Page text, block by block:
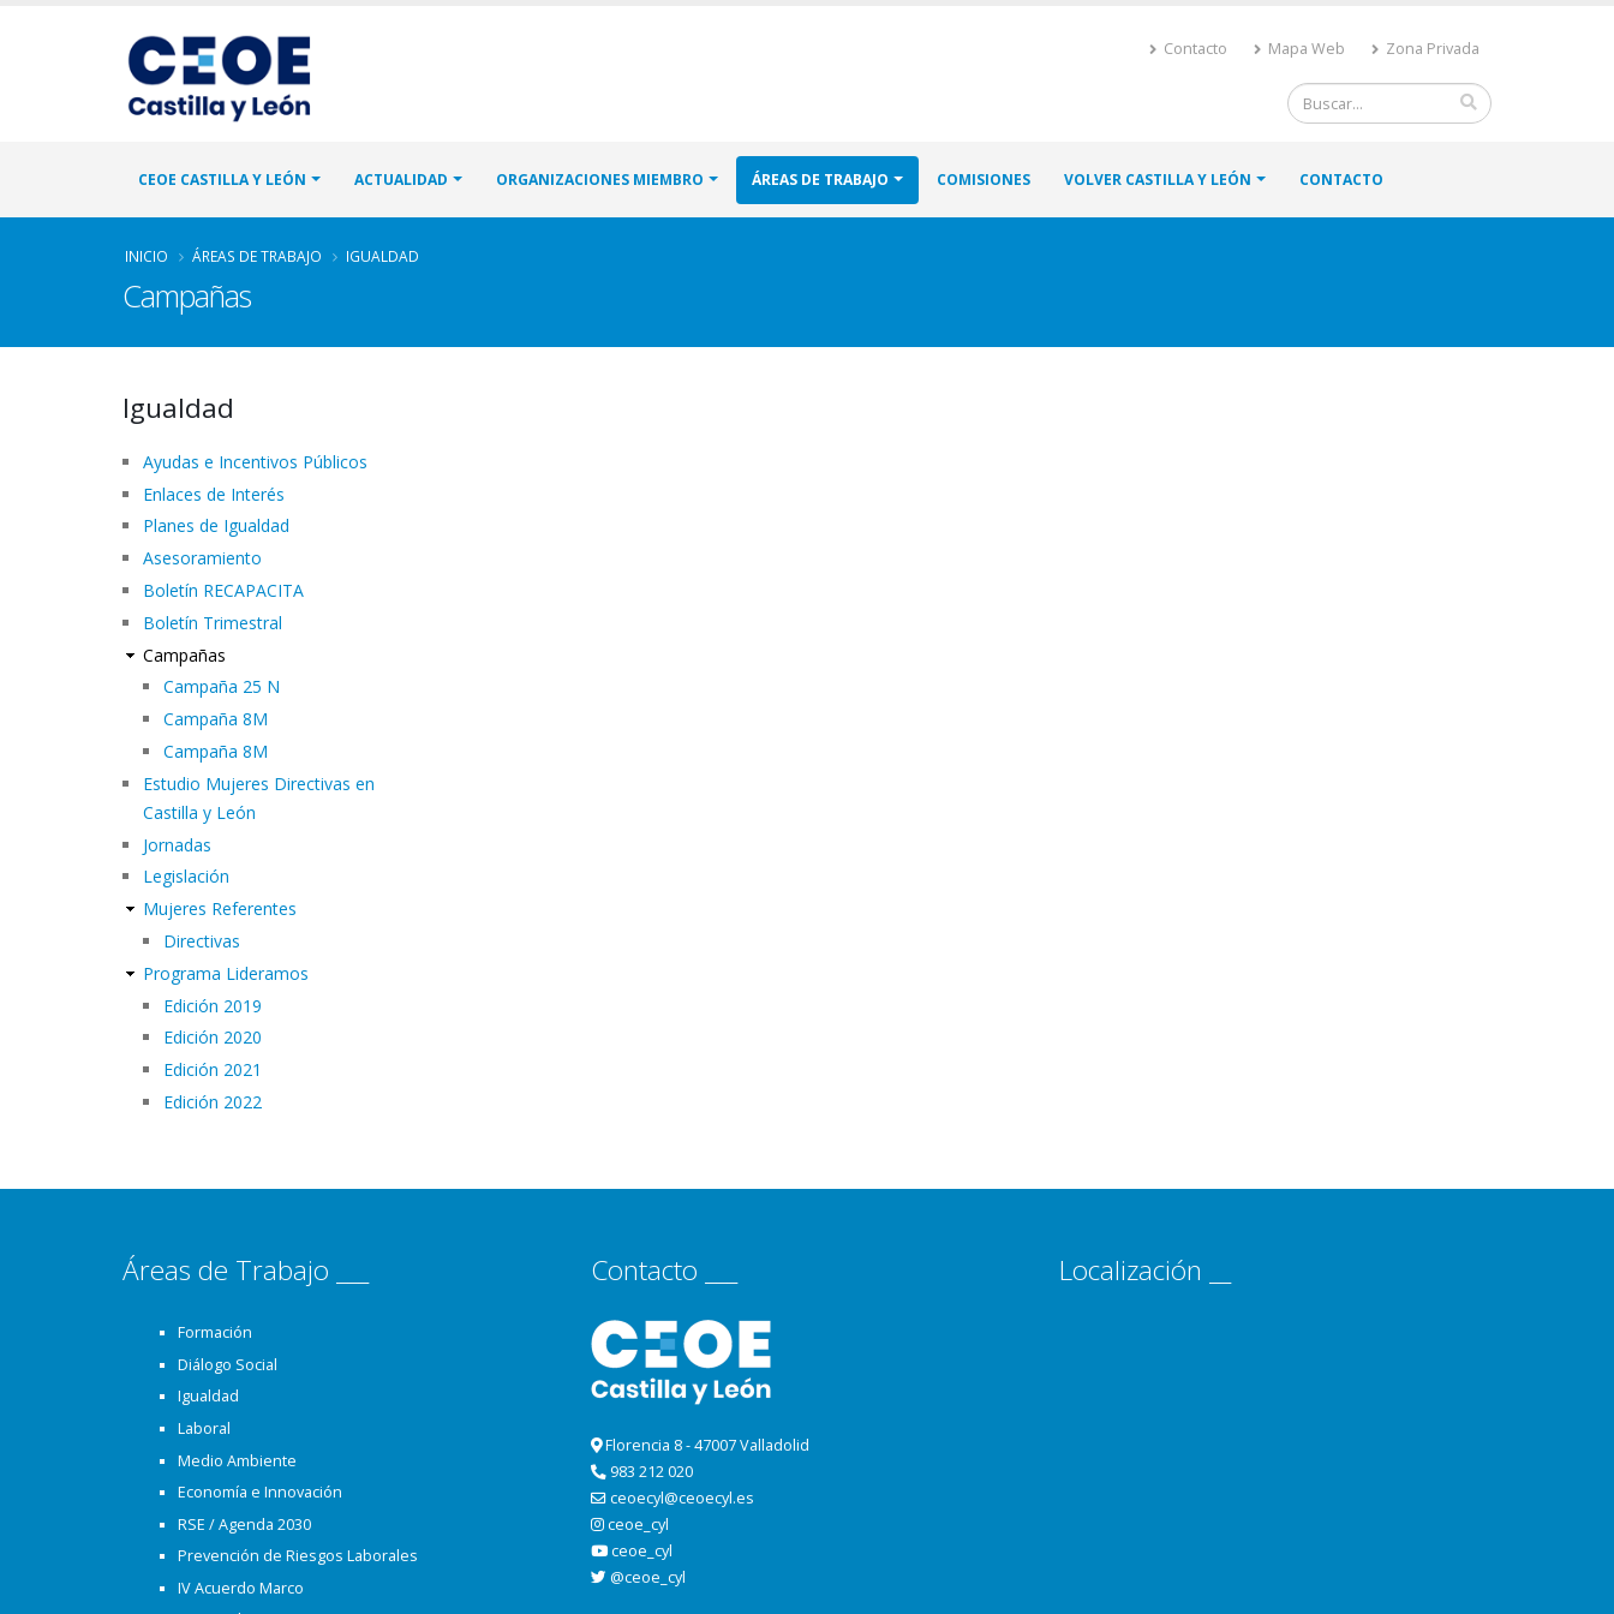
Contacto Mapa Web Zona Privada
CEOE CASTILLA Y LEÓN ACTUALIDAD ORGANIZACIONES MIEMBRO ÁREAS DE TRABAJO COMISIONES VOLVER CASTILLA Y LEÓN CONTACTO
INICIO ÁREAS DE TRABAJO IGUALDAD
Campañas
Igualdad
Ayudas e Incentivos Públicos
Enlaces de Interés
Planes de Igualdad
Asesoramiento
Boletín RECAPACITA
Boletín Trimestral
Campañas
Campaña 25 N
Campaña 8M
Campaña 8M
Estudio Mujeres Directivas en
Castilla y León
Jornadas
Legislación
Mujeres Referentes
Directivas
Programa Lideramos
Edición 2019
Edición 2020
Edición 2021
Edición 2022
Áreas de Trabajo ___
Formación
Diálogo Social
Igualdad
Laboral
Medio Ambiente
Economía e Innovación
RSE / Agenda 2030
Prevención de Riesgos Laborales
IV Acuerdo Marco
Contacto ___
Florencia 8 - 47007 Valladolid
983 212 020
ceoecyl@ceoecyl.es
ceoe_cyl
ceoe_cyl
@ceoe_cyl
Localización __